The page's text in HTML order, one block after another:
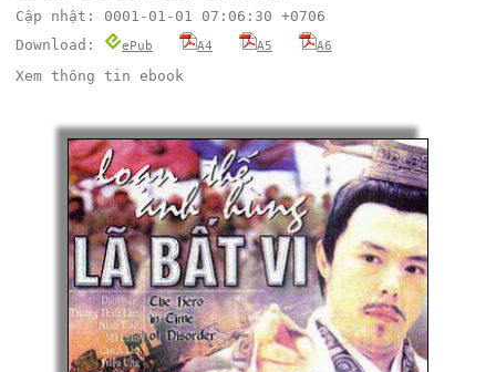
Cập nhật: 0001-01-01 07:06:30 +0706
Download:
ePub A4 A5 A6
Xem thông tin ebook